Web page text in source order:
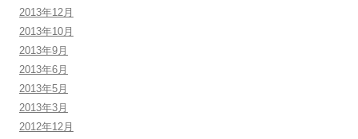
2013年12月
2013年10月
2013年9月
2013年6月
2013年5月
2013年3月
2012年12月